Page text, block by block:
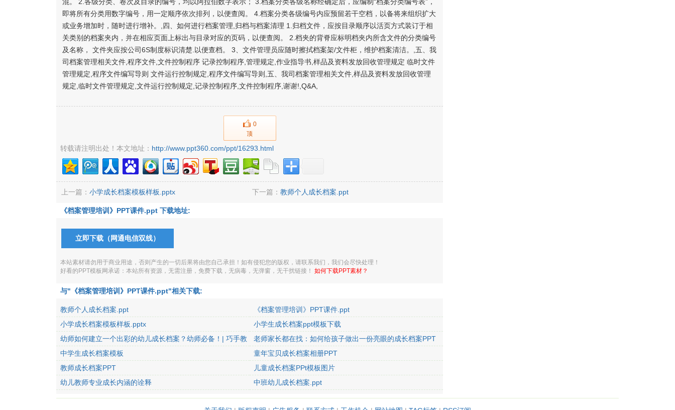
即将所有分类用数字编号，用一定顺序依次排列，以便查阅。 4.档案分类各级编号内应预留若干空档，以备将来组织扩大
或业务增加时，随时进行增补。,四、如何进行档案管理,归档与档案清理 1.归档文件，应按目录顺序以活页方式装订于相
关类别的档案夹内，并在相应页面上标出与目录对应的页码，以便查阅。 2.档夹的背脊应标明档夹内所含文件的分类编号
及名称， 文件夹应按公司6S制度标识清楚.以便查档。 3、文件管理员应随时擦拭档案架/文件柜，维护档案清洁。,五、我
司档案管理相关文件,程序文件,文件控制程序 记录控制程序,管理规定,作业指导书,样品及资料发放回收管理规定 临时文件
管理规定,程序文件编写导则 文件运行控制规定,程序文件编写导则,五、我司档案管理相关文件,样品及资料发放回收管理
规定,临时文件管理规定,文件运行控制规定,记录控制程序,文件控制程序,谢谢!,Q&A,
0
顶
转载请注明出处！本文地址： http://www.ppt360.com/ppt/16293.html
上一篇： 小学成长档案模板样板.pptx 下一篇： 教师个人成长档案.ppt
《档案管理培训》PPT课件.ppt 下载地址:
立即下载（网通电信双线）
本站素材请勿用于商业用途，否则产生的一切后果将由您自己承担！如有侵犯您的版权，请联系我们，我们会尽快处理！
好看的PPT模板网承诺：本站所有资源，无需注册，免费下载，无病毒，无弹窗，无干扰链接！ 如何下载PPT素材？
与"《档案管理培训》PPT课件.ppt"相关下载:
教师个人成长档案.ppt
《档案管理培训》PPT课件.ppt
小学成长档案模板样板.pptx
小学生成长档案ppt模板下载
幼师如何建立一个出彩的幼儿成长档案？幼师必备！| 巧手教
育
老师家长都在找：如何给孩子做出一份亮眼的成长档案PPT
中学生成长档案模板
童年宝贝成长档案相册PPT
教师成长档案PPT
儿童成长档案PPt模板图片
幼儿教师专业成长内涵的诠释
中班幼儿成长档案.ppt